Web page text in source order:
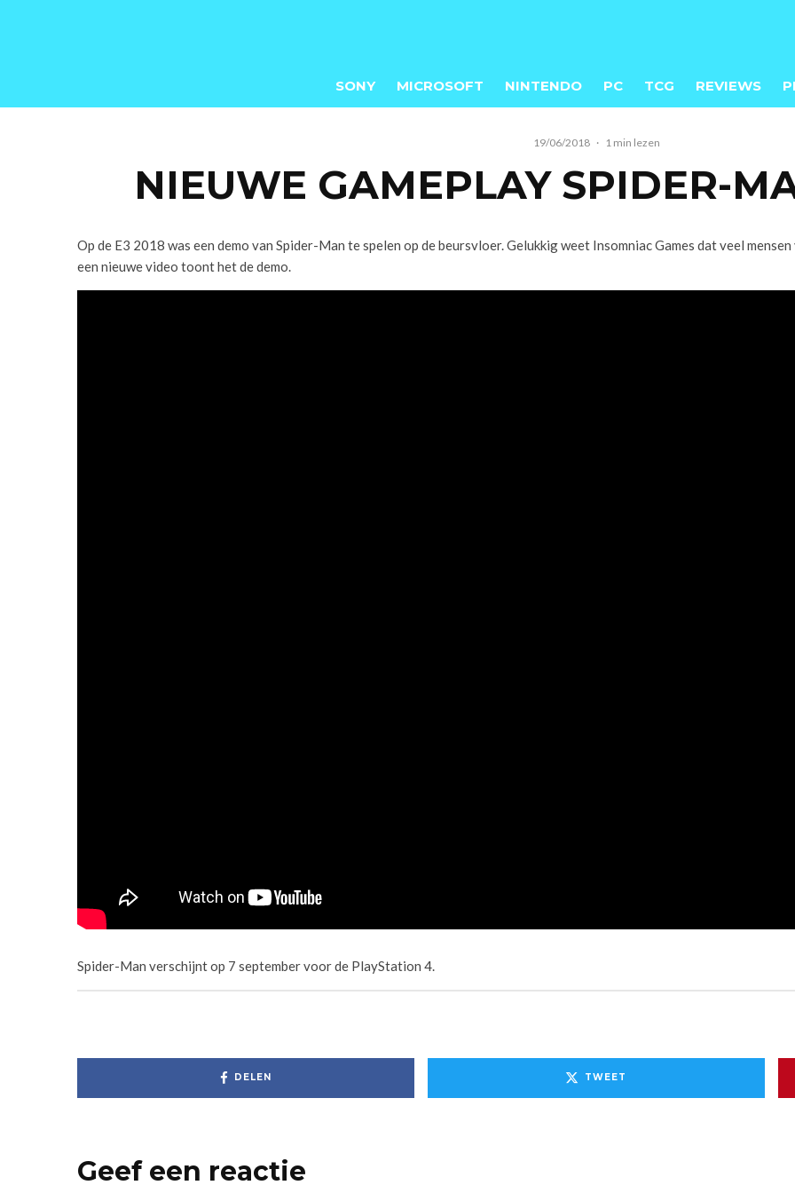
SONY MICROSOFT NINTENDO PC TCG REVIEWS
19/06/2018 · 1 min lezen
NIEUWE GAMEPLAY SPIDER-
Op de E3 2018 was een demo van Spider-Man te spelen op de beursvloer. Gelukkig weet Insomniac Games dat veel
een nieuwe video toont het de demo.
Spider-Man verschijnt op 7 september voor de PlayStation 4.
DELEN TWEET
Geef een reactie